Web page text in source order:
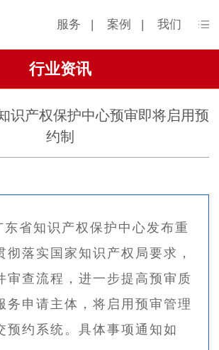
服务 | 案例 | 我们
行业资讯
识产权保护中心预审即将启用预
约制
东省知识产权保护中心发布重
彻落实国家知识产权局要求，
审查流程，进一步提高预审质
务申请主体，将启用预审管理
预约系统。具体事项通知如